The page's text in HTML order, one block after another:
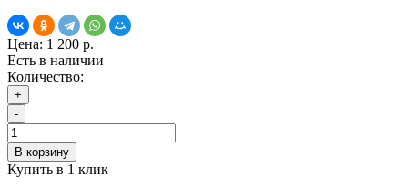
Цена: 1 200 р.
Есть в наличии
Количество:
+
-
В корзину
Купить в 1 клик